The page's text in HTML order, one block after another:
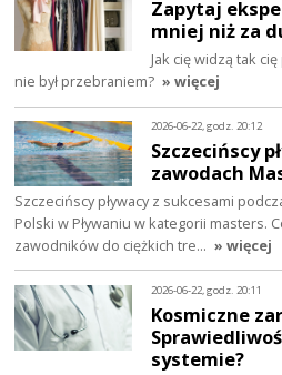
Zapytaj
mniej niż za
Jak cię widzą tak
nie był przebraniem? » więcej
2026-06-22, godz. 20:12
Szczecińscy
zawodach
Szczecińscy pływacy z sukcesami
Polski w Pływaniu w kategorii masters.
zawodników do ciężkich tre… » więcej
2026-06-22, godz. 20:11
Kosmiczne
systemie?